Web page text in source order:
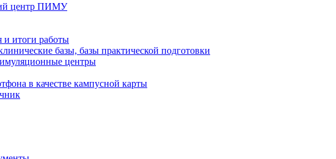
центр ПИМУ
и итоги работы
базы, базы практической подготовки
центры
в качестве кампусной карты